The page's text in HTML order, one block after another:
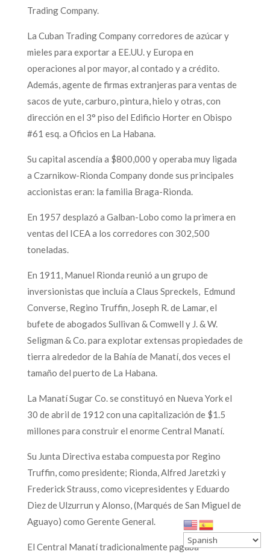
Trading Company.
La Cuban Trading Company corredores de azúcar y
mieles para exportar a EE.UU. y Europa en
operaciones al por mayor, al contado y a crédito.
Además, agente de firmas extranjeras para ventas de
sacos de yute, carburo, pintura, hielo y otras, con
dirección en el 3° piso del Edificio Horter en Obispo
#61 esq. a Oficios en La Habana.
Su capital ascendía a $800,000 y operaba muy ligada
a Czarnikow-Rionda Company donde sus principales
accionistas eran: la familia Braga-Rionda.
En 1957 desplazó a Galban-Lobo como la primera en
ventas del ICEA a los corredores con 302,500
toneladas.
En 1911, Manuel Rionda reunió a un grupo de
inversionistas que incluía a Claus Spreckels, Edmund
Converse, Regino Truffin, Joseph R. de Lamar, el
bufete de abogados Sullivan & Comwell y J. & W.
Seligman & Co. para explotar extensas propiedades de
tierra alrededor de la Bahía de Manatí, dos veces el
tamaño del puerto de La Habana.
La Manatí Sugar Co. se constituyó en Nueva York el
30 de abril de 1912 con una capitalización de $1.5
millones para construir el enorme Central Manatí.
Su Junta Directiva estaba compuesta por Regino
Truffin, como presidente; Rionda, Alfred Jaretzki y
Frederick Strauss, como vicepresidentes y Eduardo
Diez de Ulzurrun y Alonso, (Marqués de San Miguel de
Aguayo) como Gerente General.
El Central Manatí tradicionalmente pagaba